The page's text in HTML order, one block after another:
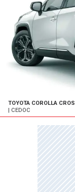
TOYOTA COROLLA
| CEDOC